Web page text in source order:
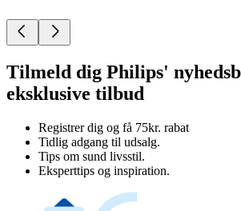
Tilmeld dig Philips'
eksklusive tilbud
Registrer dig og få 75kr. rabat
Tidlig adgang til udsalg.
Tips om sund livsstil.
Eksperttips og inspiration.